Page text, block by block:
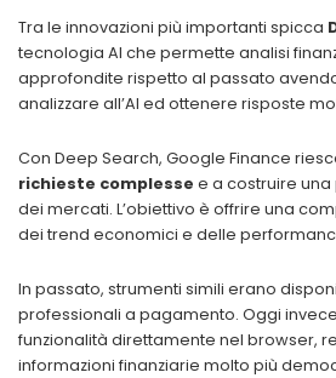
Tra le innovazioni più importanti spicca
tecnologia AI che permette analisi
approfondite rispetto al passato
analizzare all’AI ed ottenere risposte
Con Deep Search, Google Finance
richieste complesse e a costruire
dei mercati. L’obiettivo è offrire una
dei trend economici e delle
In passato, strumenti simili erano
professionali a pagamento. Oggi
funzionalità direttamente nel browser,
informazioni finanziarie molto più